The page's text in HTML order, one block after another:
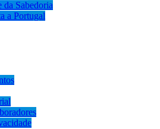
da Sabedoria
a Portugal